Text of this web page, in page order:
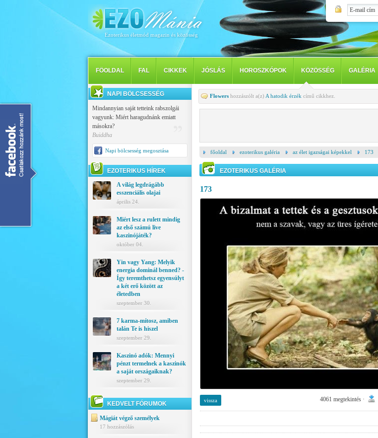
Ezoterikus életmód magazin és közösség
FÖOLDAL FAL CIKKEK JÓSLÁS HOROSZKÓPOK KÖZÖSSÉG GALÉRIA
NAPI BÖLCSESSÉG
Mindannyian saját tetteink rabszolgái
vagyunk: Miért haragudnánk emiatt
másokra?
Buiddha
Napi bölcsesség megosztása
EZOTERIKUS HÍREK
A világ legdrágább
esszenciális olajai
április 24.
Miért lesz a rulett mindig
az első számú live
kaszinójáték?
október 04.
Yin vagy Yang: Melyik
energia dominál benned? -
Így teremthetsz egyensúlyt
a két erő között az
életedben
szeptember 30.
7 karma-mítosz, amiben
talán Te is hiszel
szeptember 29.
Kaszinó adók: Mennyi
pénzt termelnek a kaszinók
a saját országaiknak?
szeptember 29.
KEDVELT FÓRUMOK
Mágiát végző személyek
17 hozzászólás
Flowershozzászólt a(z) A hatodik érzék című cikkhez.
főoldal ezoterikus galéria az élet igazságai képekkel 173
EZOTERIKUS GALÉRIA
173
vissza 4061 megtekintés ·